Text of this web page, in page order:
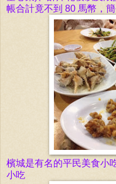
帳合計竟不到 80 馬幣，
檳城是有名的平民美食小
小吃